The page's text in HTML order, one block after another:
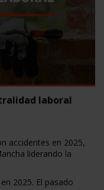
laboral
accidentes en 2025,
liderando la
2025. El pasado